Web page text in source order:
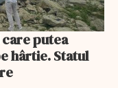
putea
hârtie. Statul